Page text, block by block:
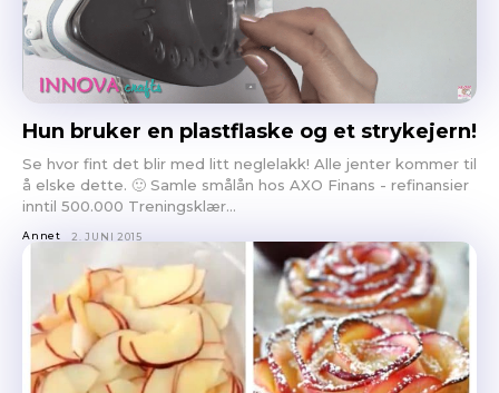
Hun bruker en plastflaske og et strykejern!
Se hvor fint det blir med litt neglelakk! Alle jenter kommer til
å elske dette. 🙂 Samle smålån hos AXO Finans - refinansier
inntil 500.000 Treningsklær...
Annet 2. JUNI 2015